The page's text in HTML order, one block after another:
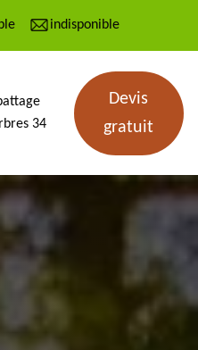
indisponible
34
Devis
gratuit